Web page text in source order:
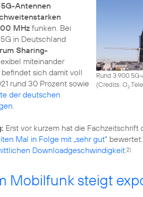
Rund 3.900
(Credits: O2
Antennen
MHz funken. Bei
in Deutschland
Sharing-
miteinander
sich damit voll
rund 30 Prozent sowie
der deutschen
.
Erst vor kurzem hat die
Mal in Folge mit „sehr gut“ bewertet.
Downloadgeschwindigkeit.2)
Mobilfunk steigt